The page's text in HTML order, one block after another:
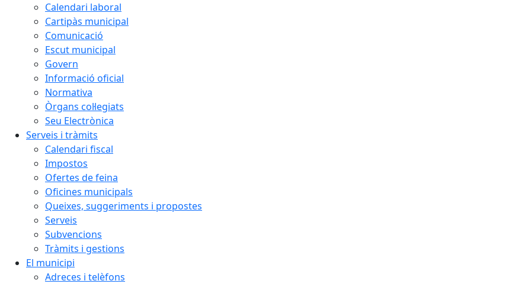
Calendari laboral
Cartipàs municipal
Comunicació
Escut municipal
Govern
Informació oficial
Normativa
Òrgans col·legiats
Seu Electrònica
Serveis i tràmits
Calendari fiscal
Impostos
Ofertes de feina
Oficines municipals
Queixes, suggeriments i propostes
Serveis
Subvencions
Tràmits i gestions
El municipi
Adreces i telèfons